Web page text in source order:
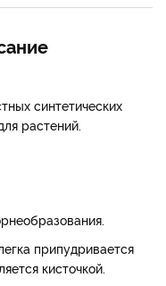
синтетических
растений.
припудривается
кисточкой.